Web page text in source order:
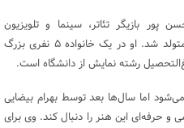
پور بازیگر تئاتر، سینما و تلویزیون
کشورمان ۱۶ آذرماه سال ۱۳۶۳ در تهران متولد شد. او در یک خانواده ۵ نفری بزرگ
اما سال‌ها بعد توسط بهرام بیضایی
و حرفه‌ای این هنر را دنبال کند. وی برای